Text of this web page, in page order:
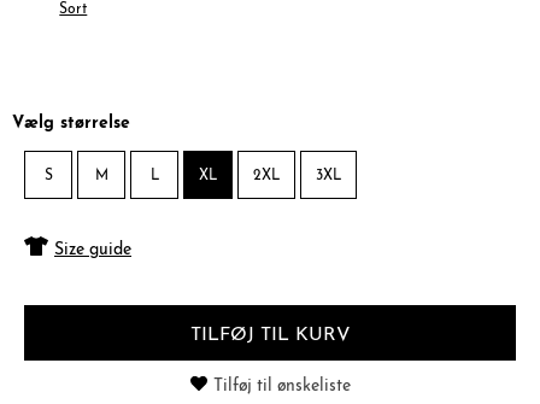
Sort
Vælg størrelse
S M L XL 2XL 3XL
Size guide
TILFØJ TIL KURV
Tilføj til ønskeliste